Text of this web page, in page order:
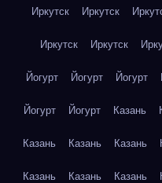
Иркутск Иркутск
Иркутск Иркутск
Йогурт Йогурт Йогурт
Йогурт Йогурт Казань
Казань Казань Казань
Казань Казань Казань